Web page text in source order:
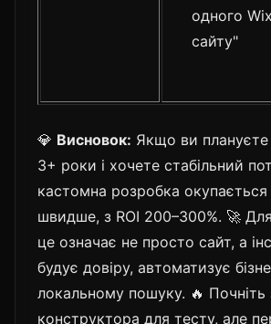
одного
сайту"
💎 Висновок: Якщо ви
3+ роки і хочете стабільний
кастомна розробка окупається
швидше, з ROI 200–300%. 🚀
це означає не просто сайт, а
будує довіру, автоматизує
локальному пошуку. 🔥 Почніть
конструктора для тесту, але